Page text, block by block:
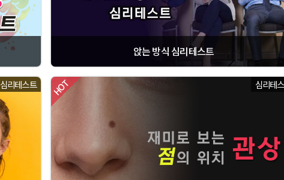
앉는 방식 심리테스트
심리테스트 심리테